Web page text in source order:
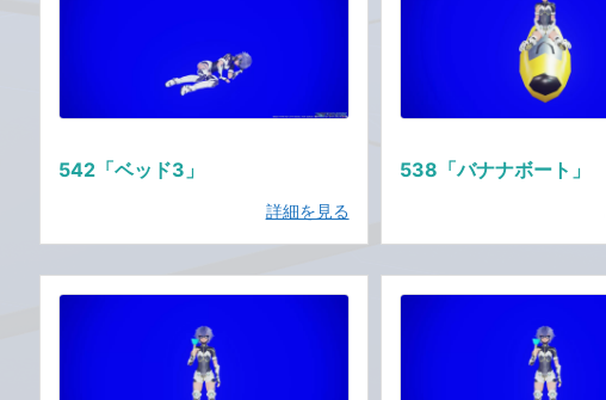
542「ベッド3」
詳細を見る
538「バナナボート」